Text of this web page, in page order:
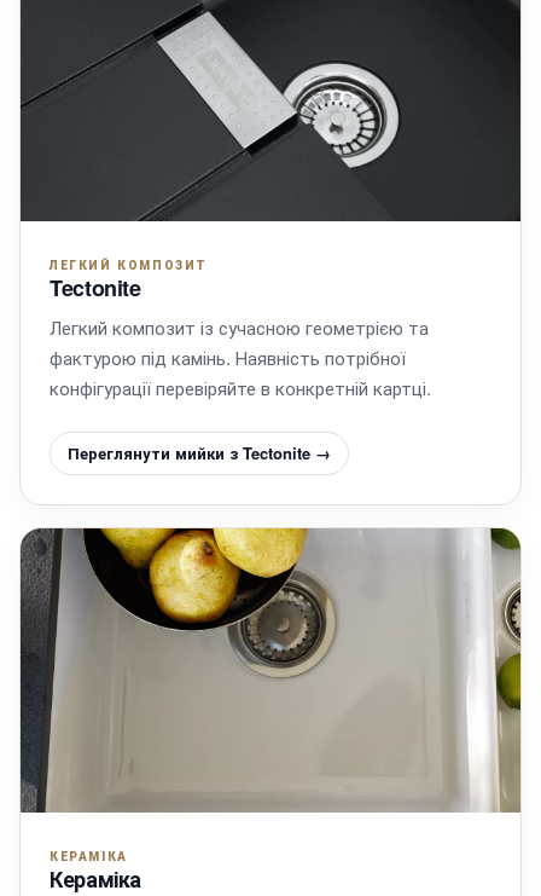
ЛЕГКИЙ КОМПОЗИТ
Tectonite
Легкий композит із сучасною геометрією та
фактурою під камінь. Наявність потрібної
конфігурації перевіряйте в конкретній картці.
Переглянути мийки з Tectonite →
КЕРАМІКА
Кераміка